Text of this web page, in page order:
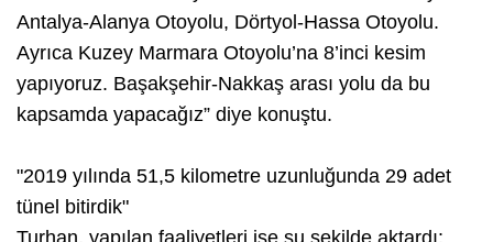
Antalya-Alanya Otoyolu, Dörtyol-Hassa Otoyolu.
Ayrıca Kuzey Marmara Otoyolu’na 8’inci kesim
yapıyoruz. Başakşehir-Nakkaş arası yolu da bu
kapsamda yapacağız” diye konuştu.
"2019 yılında 51,5 kilometre uzunluğunda 29 adet
tünel bitirdik"